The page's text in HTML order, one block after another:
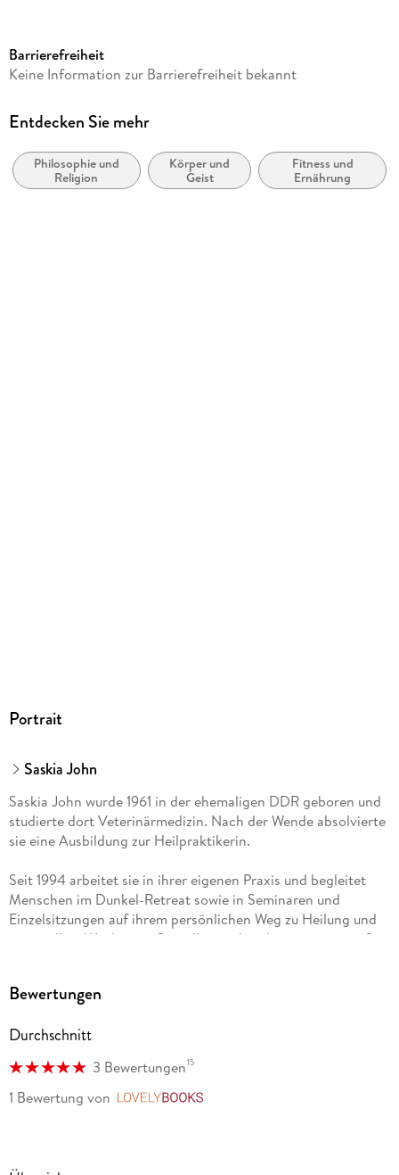
Autor/Autorin
Verlag/Hersteller
Produktart
kartoniert
Barrierefreiheit
Keine Information zur Barrierefreiheit bekannt
Entdecken Sie mehr
Philosophie und
Religion
Körper und
Geist
Fitness und
Ernährung
Portrait
Saskia John
Saskia John wurde 1961 in der ehemaligen DDR geboren und
studierte dort Veterinärmedizin. Nach der Wende absolvierte
sie eine Ausbildung zur Heilpraktikerin.
Seit 1994 arbeitet sie in ihrer eigenen Praxis und begleitet
Menschen im Dunkel-Retreat sowie in Seminaren und
Einzelsitzungen auf ihrem persönlichen Weg zu Heilung und
spirituellem Wachstum. Sie selbst verbrachte insgesamt 62
Bewertungen
Durchschnitt
3 Bewertungen15
1 Bewertung von